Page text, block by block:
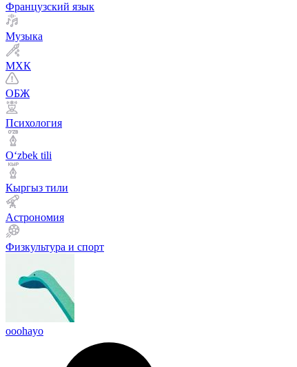
Французский язык
Музыка
МХК
ОБЖ
Психология
Оʻzbek tili
Кыргыз тили
Астрономия
Физкультура и спорт
ooohayo